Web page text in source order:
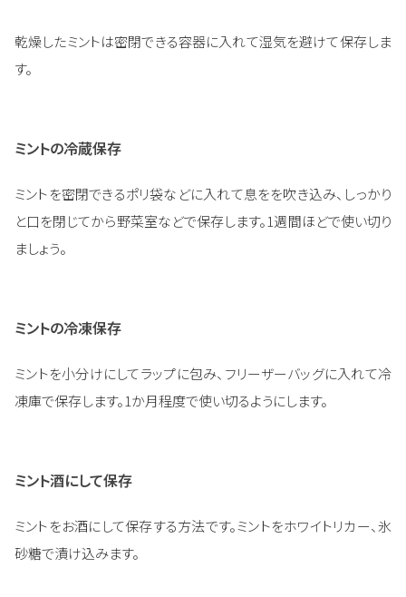
乾燥したミントは密閉できる容器に入れて湿気を避けて保存しま
す。
ミントの冷蔵保存
ミントを密閉できるポリ袋などに入れて息をを吹き込み、しっかり
と口を閉じてから野菜室などで保存します。1週間ほどで使い切り
ましょう。
ミントの冷凍保存
ミントを小分けにしてラップに包み、フリーザーバッグに入れて冷
凍庫で保存します。1か月程度で使い切るようにします。
ミント酒にして保存
ミントをお酒にして保存する方法です。ミントをホワイトリカー、氷
砂糖で漬け込みます。